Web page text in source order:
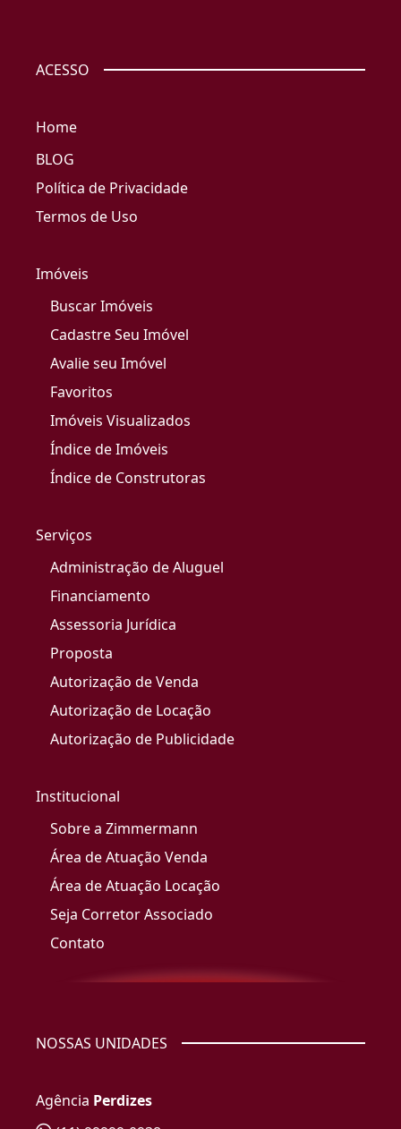
ACESSO
Home
BLOG
Política de Privacidade
Termos de Uso
Imóveis
Buscar Imóveis
Cadastre Seu Imóvel
Avalie seu Imóvel
Favoritos
Imóveis Visualizados
Índice de Imóveis
Índice de Construtoras
Serviços
Administração de Aluguel
Financiamento
Assessoria Jurídica
Proposta
Autorização de Venda
Autorização de Locação
Autorização de Publicidade
Institucional
Sobre a Zimmermann
Área de Atuação Venda
Área de Atuação Locação
Seja Corretor Associado
Contato
NOSSAS UNIDADES
Agência Perdizes